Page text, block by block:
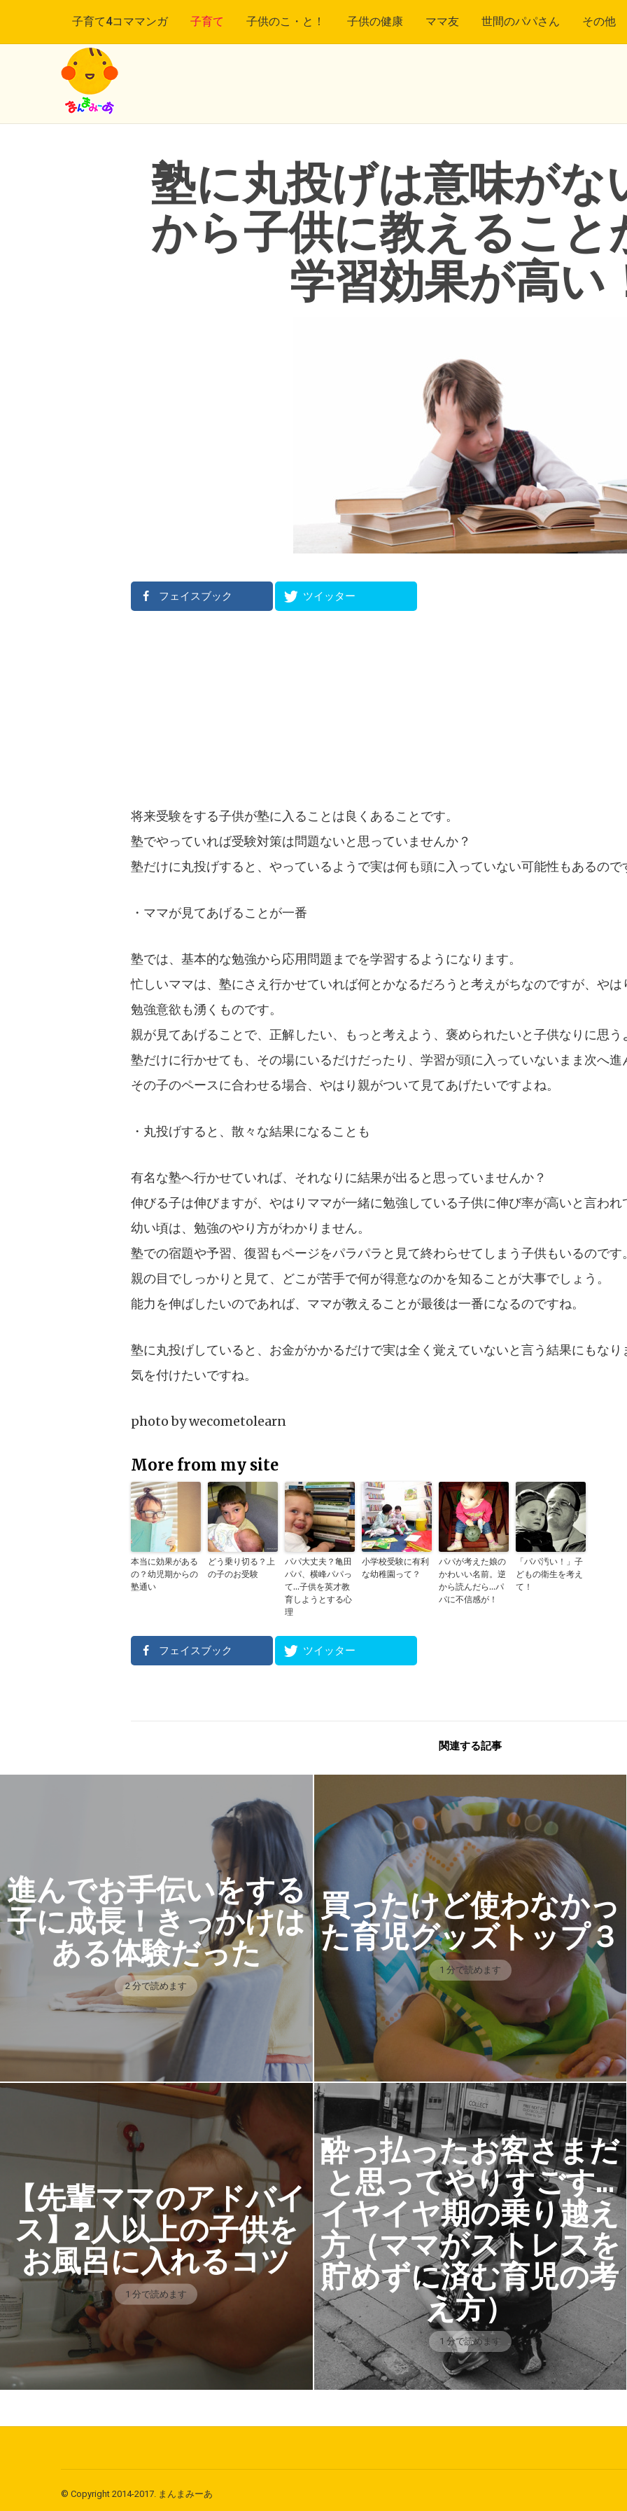
子育て4コママンガ 子育て 子供のこ・と！ 子供の健康 ママ友 世間のパパさん その他
塾に丸投げは意味がな
から子供に教えること
学習効果が高い
フェイスブック ツイッター
将来受験をする子供が塾に入ることは良くあることです。
塾でやっていれば受験対策は問題ないと思っていませんか？
塾だけに丸投げすると、やっているようで実は何も頭に入っていない可能性もあるので
・ママが見てあげることが一番
塾では、基本的な勉強から応用問題までを学習するようになります。
忙しいママは、塾にさえ行かせていれば何とかなるだろうと考えがちなのですが、や
勉強意欲も湧くものです。
親が見てあげることで、正解したい、もっと考えよう、褒められたいと子供なりに思
塾だけに行かせても、その場にいるだけだったり、学習が頭に入っていないまま次へ
その子のペースに合わせる場合、やはり親がついて見てあげたいですよね。
・丸投げすると、散々な結果になることも
有名な塾へ行かせていれば、それなりに結果が出ると思っていませんか？
伸びる子は伸びますが、やはりママが一緒に勉強している子供に伸び率が高いと言われ
幼い頃は、勉強のやり方がわかりません。
塾での宿題や予習、復習もページをパラパラと見て終わらせてしまう子供もいるのです
親の目でしっかりと見て、どこが苦手で何が得意なのかを知ることが大事でしょう。
能力を伸ばしたいのであれば、ママが教えることが最後は一番になるのですね。
塾に丸投げしていると、お金がかかるだけで実は全く覚えていないと言う結果にもなり
気を付けたいですね。
photo bywecometolearn
More from my site
本当に効果がある
の？幼児期からの
塾通い
どう乗り切る？上
の子のお受験
パパ大丈夫？亀田
パパ、横峰パパっ
て…子供を英才教
育しようとする心
理
小学校受験に有利
な幼稚園って？
パパが考えた娘の
かわいい名前。逆
から読んだら…パ
パに不信感が！
「パパ汚い！」子
どもの衛生を考え
て！
フェイスブック ツイッター
関連する記事
進んでお手伝いをする
子に成長！きっかけは
ある体験だった
2 分で読めます
買ったけど使わなかっ
た育児グッズトップ３
1 分で読めます
【先輩ママのアドバイ
ス】2人以上の子供を
お風呂に入れるコツ
1 分で読めます
酔っ払ったお客さまだ
と思ってやりすごす…
イヤイヤ期の乗り越え
方（ママがストレスを
貯めずに済む育児の考
え方）
1 分で読めます
© Copyright 2014-2017. まんまみーあ